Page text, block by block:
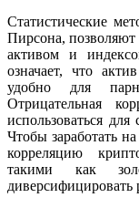
Статистические
Пирсона, позволяют
активом и
означает, что
удобно для
Отрицательная
использоваться
Чтобы заработать
корреляцию
такими как
диверсифицировать